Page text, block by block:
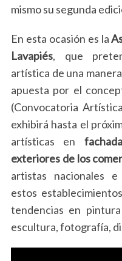
mismo su segunda
En esta ocasión es la
Lavapiés, que
artística de una
apuesta por el
(Convocatoria
exhibirá hasta el
artísticas en
exteriores de los
artistas nacionales
estos
tendencias en
escultura, fotografía,